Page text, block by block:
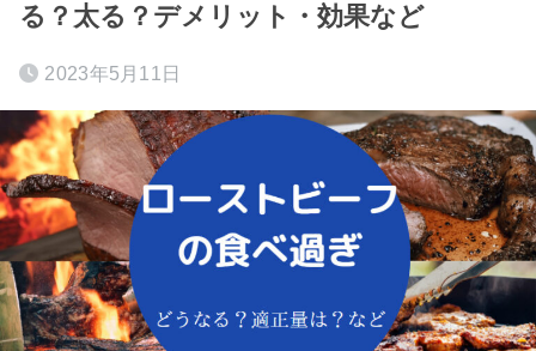
る？太る？デメリット・効果など
2023年5月11日